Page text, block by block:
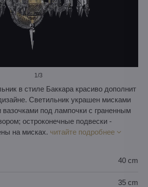
1/3
в стиле Баккара красиво дополнит
Светильник украшен мисками
под лампочки с граненным
остроконечные подвески -
на мисках. читайте подробнее
40 cm
35 cm